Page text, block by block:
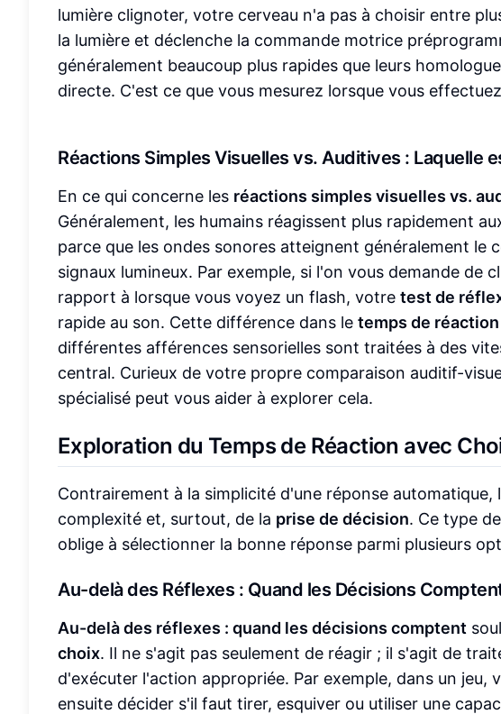
lumière clignoter, votre cerveau n'a pas à choisir entre
la lumière et déclenche la commande motrice
généralement beaucoup plus rapides que leurs
directe. C'est ce que vous mesurez lorsque vous
Réactions Simples Visuelles vs. Auditives : Laquelle
En ce qui concerne les réactions simples visuelles vs.
Généralement, les humains réagissent plus rapidement
parce que les ondes sonores atteignent généralement le
signaux lumineux. Par exemple, si l'on vous demande de
rapport à lorsque vous voyez un flash, votre test de
rapide au son. Cette différence dans le temps de
différentes afférences sensorielles sont traitées à des
central. Curieux de votre propre comparaison auditif-
spécialisé peut vous aider à explorer cela.
Exploration du Temps de Réaction avec
Contrairement à la simplicité d'une réponse automatique,
complexité et, surtout, de la prise de décision. Ce type
oblige à sélectionner la bonne réponse parmi plusieurs
Au-delà des Réflexes : Quand les Décisions
Au-delà des réflexes : quand les décisions comptent
choix. Il ne s'agit pas seulement de réagir ; il s'agit de
d'exécuter l'action appropriée. Par exemple, dans un jeu,
ensuite décider s'il faut tirer, esquiver ou utiliser une